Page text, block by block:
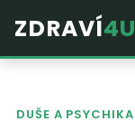
ZDRAVÍ4U
DUŠE A PSYCHIKA